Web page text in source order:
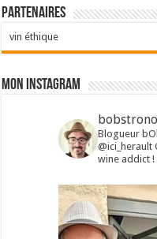
Partenaires
vin éthique
Mon Instagram
Blogueur
@ici_herault
wine addict !